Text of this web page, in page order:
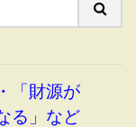
「財源が
る」など